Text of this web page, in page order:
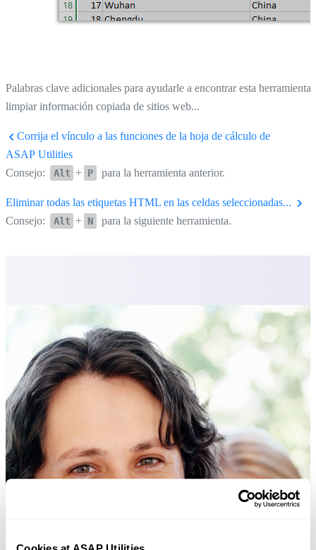
Palabras clave adicionales para ayudarle a encontrar esta herramienta:
limpiar información copiada de sitios web...
Corrija el vínculo a las funciones de la hoja de cálculo de
ASAP Utilities
Consejo:
Alt + P para la herramienta anterior.
Eliminar todas las etiquetas HTML en las celdas seleccionadas...
Consejo:
Alt + N para la siguiente herramienta.